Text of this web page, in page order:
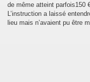
de même atteint parfois150
L’instruction a laissé
lieu mais n’avaient pu être
HUMAINS 2012